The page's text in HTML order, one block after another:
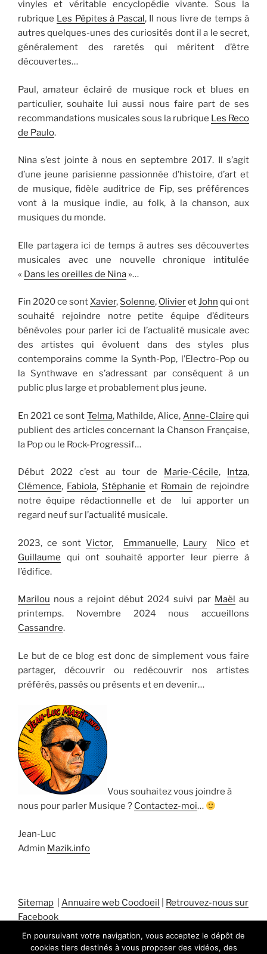
vinyles et véritable encyclopédie vivante. Sous la
rubrique Les Pépites à Pascal, Il nous livre de temps à
autres quelques-unes des curiosités dont il a le secret,
généralement des raretés qui méritent d’être
découvertes…
Paul, amateur éclairé de musique rock et blues en
particulier, souhaite lui aussi nous faire part de ses
recommandations musicales sous la rubrique Les Reco
de Paulo.
Nina s’est jointe à nous en septembre 2017. Il s’agit
d’une jeune parisienne passionnée d’histoire, d’art et
de musique, fidèle auditrice de Fip, ses préférences
vont à la musique indie, au folk, à la chanson, aux
musiques du monde.
Elle partagera ici de temps à autres ses découvertes
musicales avec une nouvelle chronique intitulée
« Dans les oreilles de Nina »…
Fin 2020 ce sontXavier, Solenne, OlivieretJohn qui ont
souhaité rejoindre notre petite équipe d’éditeurs
bénévoles pour parler ici de l’actualité musicale avec
des artistes qui évoluent dans des styles plus
contemporains comme la Synth-Pop, l’Electro-Pop ou
la Synthwave en s’adressant par conséquent à un
public plus large et probablement plus jeune.
En 2021 ce sont Telma, Mathilde, Alice, Anne-Claire qui
publient des articles concernant la Chanson Française,
la Pop ou le Rock-Progressif…
Début 2022 c’est au tour de Marie-Cécile, Intza,
Clémence, Fabiola, Stéphanie et Romain de rejoindre
notre équipe rédactionnelle et de lui apporter un
regard neuf sur l’actualité musicale.
2023, ce sontVictor, Emmanuelle, Laury Nicoet
Guillaume qui ont souhaité apporter leur pierre à
l’édifice.
Marilou nous a rejoint début 2024 suivi par Maël au
printemps. Novembre 2024 nous accueillons
Cassandre.
Le but de ce blog est donc de simplement vous faire
partager, découvrir ou redécouvrir nos artistes
préférés, passés ou présents et en devenir…
Vous souhaitez vous joindre à
nous pour parler Musique ? Contactez-moi…
Jean-Luc
Admin Mazik.info
Sitemap Annuaire web Coodoeil
Retrouvez-nous sur
Facebook
En poursuivant votre navigation, vous acceptez le dépôt de
cookies tiers destinés à vous proposer des vidéos, des